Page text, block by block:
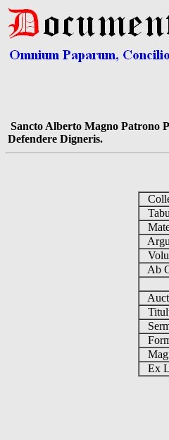
Sancto Alberto Magno Patrono
Defendere Digneris.
Ab
Ex